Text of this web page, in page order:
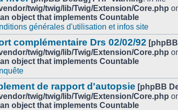
twig/twig/lib/Twig/Extension/Core.php
object that implements Countable
générales d'utilisation et infos site
complémentaire Drs 02/02/92
twig/twig/lib/Twig/Extension/Core.php
object that implements Countable
de rapport d'autopsie [phpBB
twig/twig/lib/Twig/Extension/Core.php
object that implements Countable